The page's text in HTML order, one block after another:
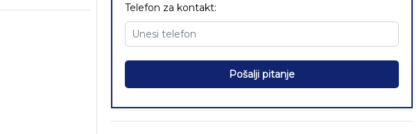
Telefon za kontakt:
Pošalji pitanje